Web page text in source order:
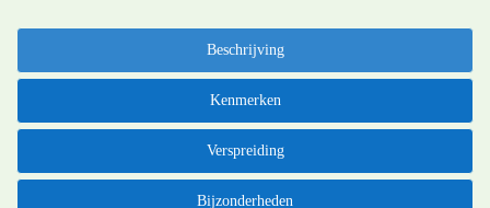
Beschrijving
Kenmerken
Verspreiding
Bijzonderheden